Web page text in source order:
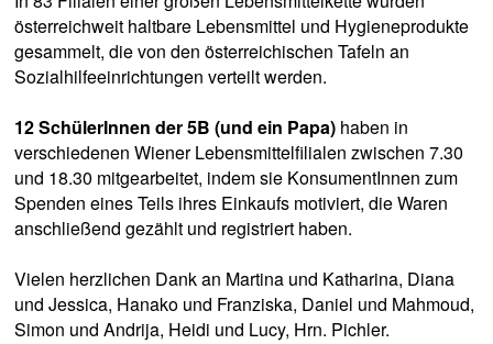
österreichweit haltbare Lebensmittel und Hygieneprodukte
gesammelt, die von den österreichischen Tafeln an
Sozialhilfeeinrichtungen verteilt werden.
12 SchülerInnen der 5B (und ein Papa) haben in
verschiedenen Wiener Lebensmittelfilialen zwischen 7.30
und 18.30 mitgearbeitet, indem sie KonsumentInnen zum
Spenden eines Teils ihres Einkaufs motiviert, die Waren
anschließend gezählt und registriert haben.
Vielen herzlichen Dank an Martina und Katharina, Diana
und Jessica, Hanako und Franziska, Daniel und Mahmoud,
Simon und Andrija, Heidi und Lucy, Hrn. Pichler.